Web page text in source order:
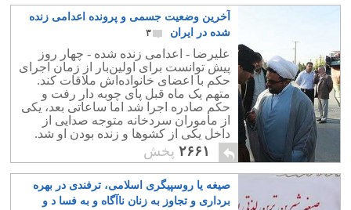
آخرین وضعیت جسمی و پرونده اعدامی زنده
شده در ایران
۳
علیرضا - اعدامی زنده‌ شده - چهار روز
پیش توانست برای اولین‌بار از زمان اجرای
حکم با اعضای خانواده‌اش ملاقات کند.
متهم یک ماه قبل پای چوبه ‌دار رفت و
حکم صادره اجرا شد اما ساعاتی بعد، یکی
از ماموران سردخانه متوجه‌ صدایی از
داخل یکی از کشوها و زنده‌ بودن او شد.
۲۶۶۱ پخش
صیغه یا روسپیگری اسلامی، ترفندی در بهره
برداری و تجاوز به زنان ناآگاه و به فسا د و